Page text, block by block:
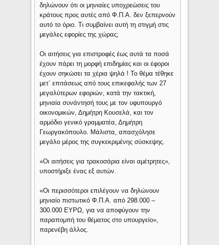
δηλώνουν ότι οι μηνιαίες υποχρεώσεις του
κράτους προς αυτές από Φ.Π.Α. δεν ξεπερνούν
αυτό το όριο. Τι συμβαίνει αυτή τη στιγμή στις
μεγάλες εφορίες της χώρας;
Οι αιτήσεις για επιστροφές έως αυτά τα ποσά
έχουν πάρει τη μορφή επιδημίας και οι έφοροι
έχουν σηκώσει τα χέρια ψηλά ! Το θέμα τέθηκε
μετ΄ επιτάσεως από τους επικεφαλής των 27
μεγαλύτερων εφοριών, κατά την τακτική,
μηνιαία συνάντησή τους με τον υφυπουργό
οικονομικών, Δημήτρη Κουσελά, και τον
αρμόδιο γενικό γραμματέα, Δημήτρη
Γεωργακόπουλο. Μάλιστα, απασχόλησε
μεγάλο μέρος της συγκεκριμένης σύσκεψης.
«Οι αιτήσεις για τρακοσάρια είναι αμέτρητες»,
υποστήριξε ένας εξ αυτών.
«Οι περισσότεροι επιλέγουν να δηλώνουν
μηνιαίο πιστωτικό Φ.Π.Α. από 298.000 –
300.000 ΕΥΡΩ, για να αποφύγουν την
παραπομπή του θέματος στο υπουργείο»,
παρενέβη άλλος.